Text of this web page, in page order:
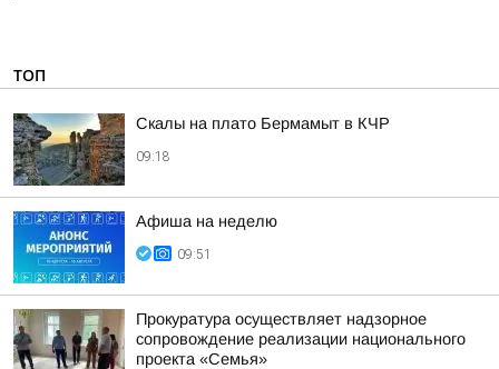
ТОП
Скалы на плато Бермамыт в КЧР
09:18
Афиша на неделю
09:51
Прокуратура осуществляет надзорное
сопровождение реализации национального
проекта «Семья»